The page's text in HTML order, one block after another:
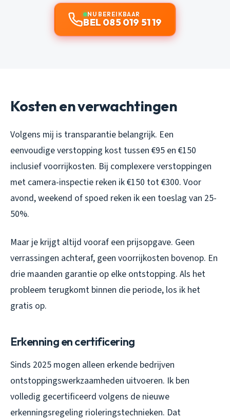
NU BEREIKBAAR
BEL 085 019 51 19
Kosten en verwachtingen
Volgens mij is transparantie belangrijk. Een
eenvoudige verstopping kost tussen €95 en €150
inclusief voorrijkosten. Bij complexere verstoppingen
met camera-inspectie reken ik €150 tot €300. Voor
avond, weekend of spoed reken ik een toeslag van 25-
50%.
Maar je krijgt altijd vooraf een prijsopgave. Geen
verrassingen achteraf, geen voorrijkosten bovenop. En
drie maanden garantie op elke ontstopping. Als het
probleem terugkomt binnen die periode, los ik het
gratis op.
Erkenning en certificering
Sinds 2025 mogen alleen erkende bedrijven
ontstoppingswerkzaamheden uitvoeren. Ik ben
volledig gecertificeerd volgens de nieuwe
erkenningsregeling rioleringstechnieken. Dat